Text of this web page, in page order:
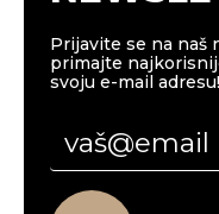
Prijavite se na naš
primajte
svoju e-mail adresu!